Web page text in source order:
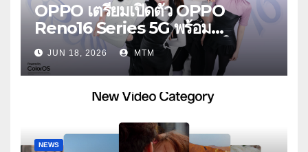
OPPO เตรียมเปิดตัว OPPO
Reno16 Series 5G พร้อม
ประกาศ BABYMONSTER ใน
ฐานะ Reno Girls ชวนสัมผัส
ประสบการณ์ถ่ายภาพมุมกว้างพิเศษที่
อัปเกรดไปอีกขั้น กับ 4 สี 4 เทรนดี้
JUN 18, 2026 MTM
NEWS